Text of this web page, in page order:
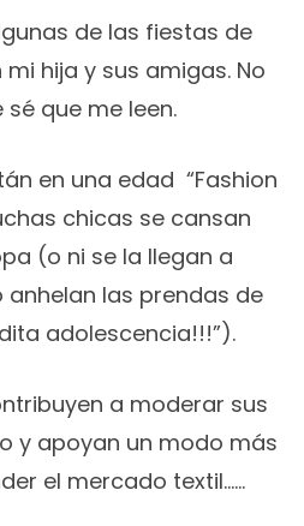
de las fiestas de
hija y sus amigas. No
que me leen.
en una edad “Fashion
chicas se cansan
(o ni se la llegan a
las prendas de
adolescencia!!!”).
a moderar sus
y apoyan un modo más
el mercado textil……